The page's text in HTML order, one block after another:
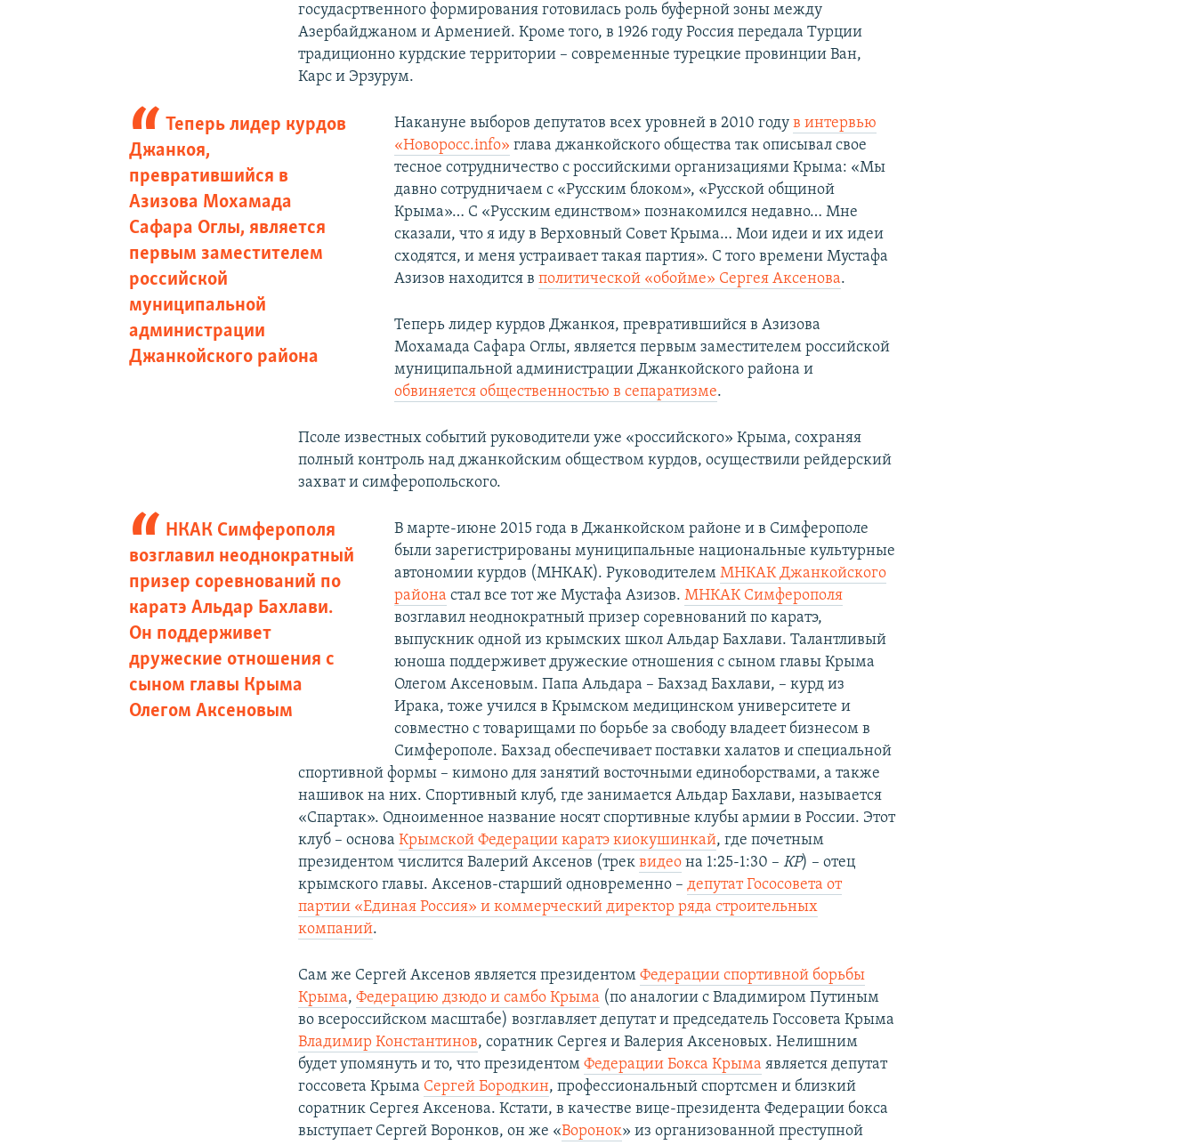
госудасртвенного формирования готовилась роль буферной зоны между
Азербайджаном и Арменией. Кроме того, в 1926 году Россия передала Турции
традиционно курдские территории – современные турецкие провинции Ван,
Карс и Эрзурум.
Теперь лидер курдов
Джанкоя,
превратившийся в
Азизова Мохамада
Сафара Оглы, является
первым заместителем
российской
муниципальной
администрации
Джанкойского района
Накануне выборов депутатов всех уровней в 2010 году в интервью
«Новоросс.info» глава джанкойского общества так описывал свое
тесное сотрудничество с российскими организациями Крыма: «Мы
давно сотрудничаем с «Русским блоком», «Русской общиной
Крыма»… С «Русским единством» познакомился недавно… Мне
сказали, что я иду в Верховный Совет Крыма… Мои идеи и их идеи
сходятся, и меня устраивает такая партия». С того времени Мустафа
Азизов находится в политической «обойме» Сергея Аксенова.
Теперь лидер курдов Джанкоя, превратившийся в Азизова
Мохамада Сафара Оглы, является первым заместителем российской
муниципальной администрации Джанкойского района и
обвиняется общественностью в сепаратизме.
Псоле известных событий руководители уже «российского» Крыма, сохраняя
полный контроль над джанкойским обществом курдов, осуществили рейдерский
захват и симферопольского.
НКАК Симферополя
возглавил неоднократный
призер соревнований по
каратэ Альдар Бахлави.
Он поддерживет
дружеские отношения с
сыном главы Крыма
Олегом Аксеновым
В марте-июне 2015 года в Джанкойском районе и в Симферополе
были зарегистрированы муниципальные национальные культурные
автономии курдов (МНКАК). Руководителем МНКАК Джанкойского
района стал все тот же Мустафа Азизов. МНКАК Симферополя
возглавил неоднократный призер соревнований по каратэ,
выпускник одной из крымских школ Альдар Бахлави. Талантливый
юноша поддерживет дружеские отношения с сыном главы Крыма
Олегом Аксеновым. Папа Альдара – Бахзад Бахлави, – курд из
Ирака, тоже учился в Крымском медицинском университете и
совместно с товарищами по борьбе за свободу владеет бизнесом в
Симферополе. Бахзад обеспечивает поставки халатов и специальной
спортивной формы – кимоно для занятий восточными единоборствами, а также
нашивок на них. Спортивный клуб, где занимается Альдар Бахлави, называется
«Спартак». Одноименное название носят спортивные клубы армии в России. Этот
клуб – основаКрымской Федерации каратэ киокушинкай, где почетным
президентом числится Валерий Аксенов (треквидео на 1:25-1:30 –КР) – отец
крымского главы. Аксенов-старший одновременно –депутат Гососовета от
партии «Единая Россия» и коммерческий директор ряда строительных
компаний.
Сам же Сергей Аксенов является президентомФедерации спортивной борьбы
Крыма,Федерацию дзюдо и самбо Крыма (по аналогии с Владимиром Путиным
во всероссийском масштабе) возглавляет депутат и председатель Госсовета Крыма
Владимир Константинов, соратник Сергея и Валерия Аксеновых. Нелишним
будет упомянуть и то, что президентомФедерации Бокса Крыма является депутат
госсовета Крыма Сергей Бородкин, профессиональный спортсмен и близкий
соратник Сергея Аксенова. Кстати, в качестве вице-президента Федерации бокса
выступает Сергей Воронков, он же «Воронок» из организованной преступной